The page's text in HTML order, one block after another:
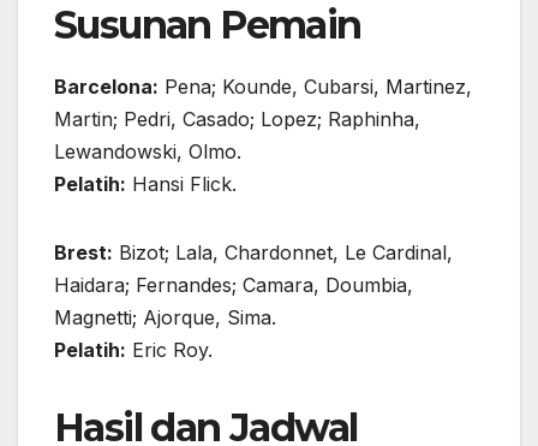
Susunan Pemain
Barcelona: Pena; Kounde, Cubarsi, Martinez,
Martin; Pedri, Casado; Lopez; Raphinha,
Lewandowski, Olmo.
Pelatih: Hansi Flick.
Brest: Bizot; Lala, Chardonnet, Le Cardinal,
Haidara; Fernandes; Camara, Doumbia,
Magnetti; Ajorque, Sima.
Pelatih: Eric Roy.
Hasil dan Jadwal